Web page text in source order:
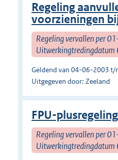
Regeling
voorzieningen
Regeling vervallen per
Geldend van 04-06-2003
Uitgegeven door: Zeeland
FPU-
Regeling vervallen per